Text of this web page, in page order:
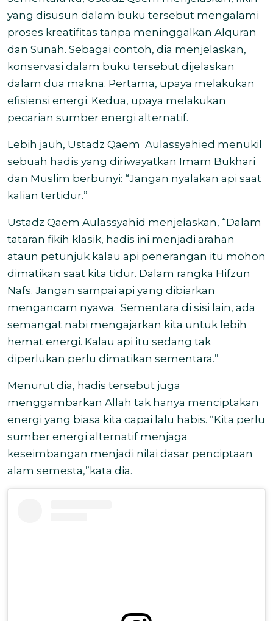
yang disusun dalam buku tersebut mengalami
proses kreatifitas tanpa meninggalkan Alquran
dan Sunah. Sebagai contoh, dia menjelaskan,
konservasi dalam buku tersebut dijelaskan
dalam dua makna. Pertama, upaya melakukan
efisiensi energi. Kedua, upaya melakukan
pecarian sumber energi alternatif.
Lebih jauh, Ustadz Qaem Aulassyahied menukil
sebuah hadis yang diriwayatkan Imam Bukhari
dan Muslim berbunyi: “Jangan nyalakan api saat
kalian tertidur.”
Ustadz Qaem Aulassyahid menjelaskan, “Dalam
tataran fikih klasik, hadis ini menjadi arahan
ataun petunjuk kalau api penerangan itu mohon
dimatikan saat kita tidur. Dalam rangka Hifzun
Nafs. Jangan sampai api yang dibiarkan
mengancam nyawa. Sementara di sisi lain, ada
semangat nabi mengajarkan kita untuk lebih
hemat energi. Kalau api itu sedang tak
diperlukan perlu dimatikan sementara.”
Menurut dia, hadis tersebut juga
menggambarkan Allah tak hanya menciptakan
energi yang biasa kita capai lalu habis. “Kita perlu
sumber energi alternatif menjaga
keseimbangan menjadi nilai dasar penciptaan
alam semesta,”kata dia.